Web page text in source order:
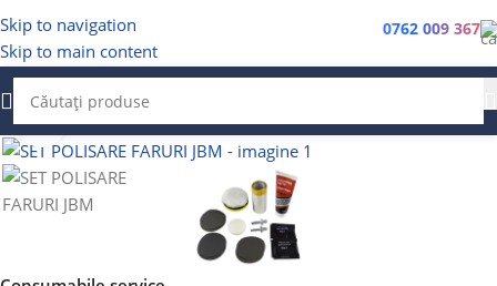
Skip to navigation
Skip to main content
0762 009 367
Faceți clic pentru a mări